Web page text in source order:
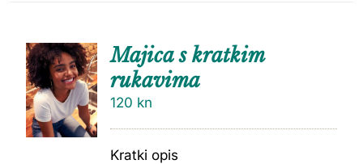
DODAJ
U
CU
Majica s kratkim
rukavima
120 kn
Kratki opis